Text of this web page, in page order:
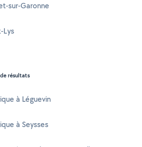
sur-Garonne
Lys
résultats
à Léguevin
à Seysses